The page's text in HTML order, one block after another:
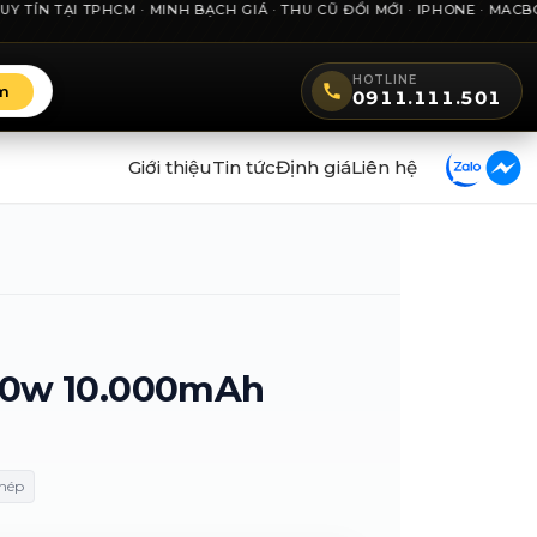
TẠI TPHCM · MINH BẠCH GIÁ · THU CŨ ĐỔI MỚI · IPHONE ·
HOTLINE
0911.111.501
Giới thiệuTin tứcĐịnh giáLiên hệ
10.000mAh